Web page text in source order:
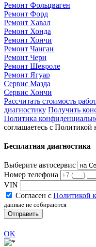
Ремонт Фольцваген
Ремонт Форд
Ремонт Хавал
Ремонт Хонда
Ремонт Хончи
Ремонт Чанган
Ремонт Чери
Ремонт Шевроле
Ремонт Ягуар
Сервис Мазда
Сервис Хончи
Рассчитать стоимость
диагностику Получить
Политика
соглашаетесь с Политикой
Бесплатная диагностика
Выберите автосервис
Номер телефона
VIN
Согласен с Политикой
данные не собираются
Отправить
OK